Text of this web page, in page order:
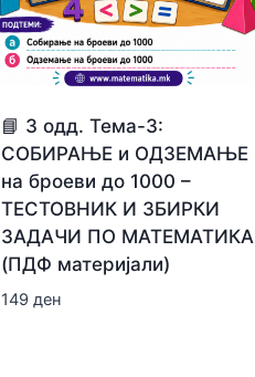
📘 3 одд. Тема-3:
СОБИРАЊЕ и ОДЗЕМАЊЕ
на броеви до 1000 –
ТЕСТОВНИК И ЗБИРКИ
ЗАДАЧИ ПО МАТЕМАТИКА
(ПДФ материјали)
149 ден